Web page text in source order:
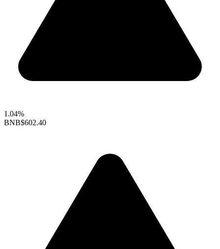
1.04%
BNB$602.40